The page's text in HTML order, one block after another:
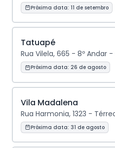
Próxima data: 11 de setembro
Tatuapé
Rua Vilela, 665 - 8º Andar
Próxima data: 26 de agosto
Vila Madalena
Rua Harmonia, 1323 -
Próxima data: 31 de agosto